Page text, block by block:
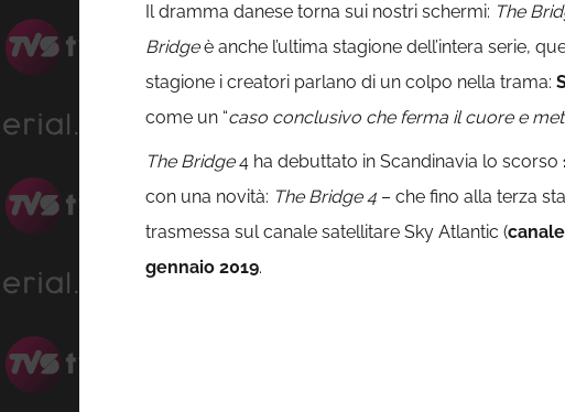
Il dramma danese torna sui nostri schermi: The
Bridgeè anche l’ultima stagione dell’intera serie,
stagione i creatori parlano di un colpo nella trama:
come un “caso conclusivo che ferma il cuore e
The Bridge4 ha debuttato in Scandinavia lo scorso
con una novità: The Bridge 4 – che fino alla terza
trasmessa sul canale satellitare Sky Atlantic (
gennaio 2019.